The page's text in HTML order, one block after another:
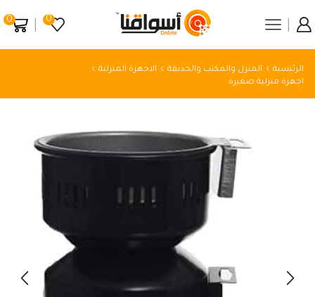
0
0
الرئيسية المنزل والمكتب والحديقة
الاجهزة المنزلية
اجهزة منزلية صغيرة